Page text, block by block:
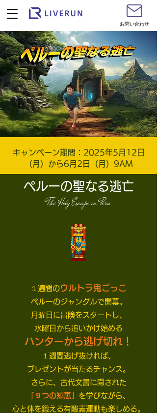
お問い合わせ
キャンペーン期間：2025年5月12日
（月）から6月2日（月）9AM
ペルーの聖なる逃亡
The Holy Escape in Peru
１週間のウルトラ鬼ごっこ
ペルーのジャングルで開幕。
月曜日に冒険をスタートし、
水曜日から追いかけ始める
ハンターから逃げ切れ！
１週間逃げ抜ければ、
プレゼントが当たるチャンス。
さらに、古代文書に隠された
「９つの知恵」 を学びながら、
心と体を鍛える有酸素運動も楽しめる。